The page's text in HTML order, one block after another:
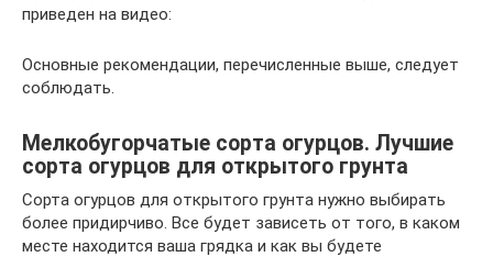
приведен на видео:
Основные рекомендации, перечисленные выше, следует
соблюдать.
Мелкобугорчатые сорта огурцов. Лучшие
сорта огурцов для открытого грунта
Сорта огурцов для открытого грунта нужно выбирать
более придирчиво. Все будет зависеть от того, в каком
месте находится ваша грядка и как вы будете